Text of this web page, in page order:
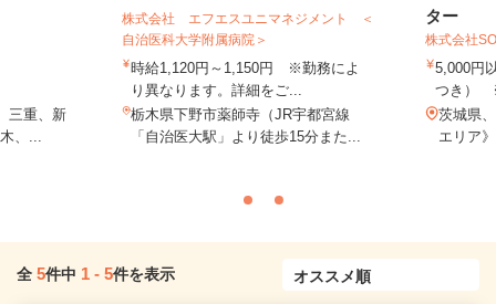
三重、新
、...
株式会社 エフエスユニマネジメント ＜
自治医科大学附属病院＞
時給1,120円～1,150円 ※勤務によ
り異なります。詳細をご...
栃木県下野市薬師寺（JR宇都宮線
「自治医大駅」より徒歩15分また...
ター
株式会社
5,000円
つき）
茨城県
エリア》
全 5件中 1 - 5件を表示